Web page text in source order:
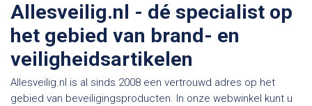
Allesveilig.nl - dé specialist op
het gebied van brand- en
veiligheidsartikelen
Allesveilig.nl is al sinds 2008 een vertrouwd adres op het
gebied van beveiligingsproducten. In onze webwinkel kunt u